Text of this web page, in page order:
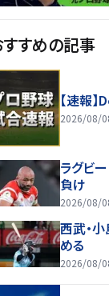
すめの記事
【速報
2026/08/
ラグビ
負け
2026/08/
西武・
める
2026/08/